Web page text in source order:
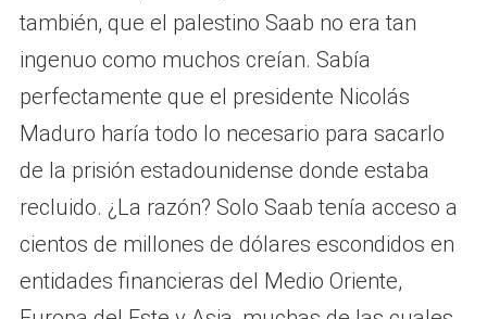
también, que el palestino Saab no era tan
ingenuo como muchos creían. Sabía
perfectamente que el presidente Nicolás
Maduro haría todo lo necesario para sacarlo
de la prisión estadounidense donde estaba
recluido. ¿La razón? Solo Saab tenía acceso a
cientos de millones de dólares escondidos en
entidades financieras del Medio Oriente,